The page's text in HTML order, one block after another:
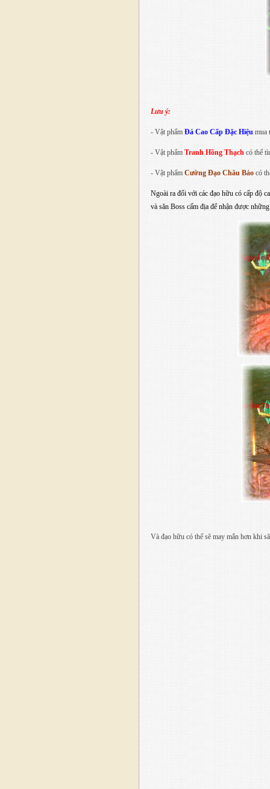
Lưu ý:
- Vật phẩm Đá Cao Cấp Đặc Hiệu mua
- Vật phẩm Tranh Hồng Thạch có thể
- Vật phẩm Cường Đạo Châu Bảo có
Ngoài ra đối với các đạo hữu có cấp độ
và săn Boss cấm địa để nhận được
Và đạo hữu có thể sẽ may mắn hơn khi